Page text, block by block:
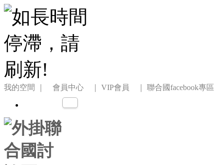
我的空間 ｜ 會員中心 ｜ VIP會員 ｜ 聯合國facebook專區